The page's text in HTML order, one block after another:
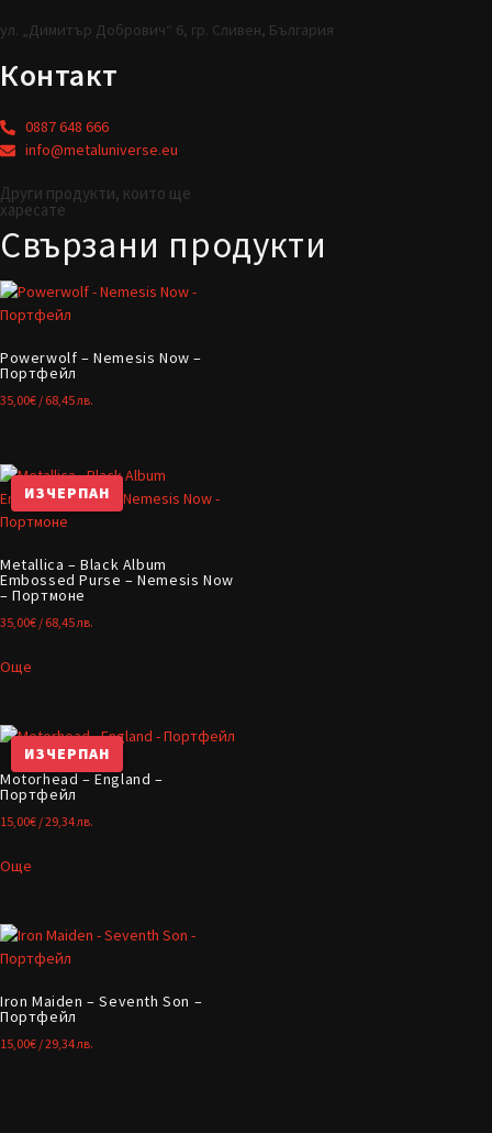
ул. „Димитър Добрович“ 6, гр. Сливен, България
Контакт
0887 648 666
info@metaluniverse.eu
Други продукти, които ще
харесате
Свързани продукти
Powerwolf – Nemesis Now –
Портфейл
35,00€ / 68,45 лв.
ИЗЧЕРПАН
Metallica – Black Album
Embossed Purse – Nemesis Now
– Портмоне
35,00€ / 68,45 лв.
Още
ИЗЧЕРПАН
Motorhead – England –
Портфейл
15,00€ / 29,34 лв.
Още
Iron Maiden – Seventh Son –
Портфейл
15,00€ / 29,34 лв.